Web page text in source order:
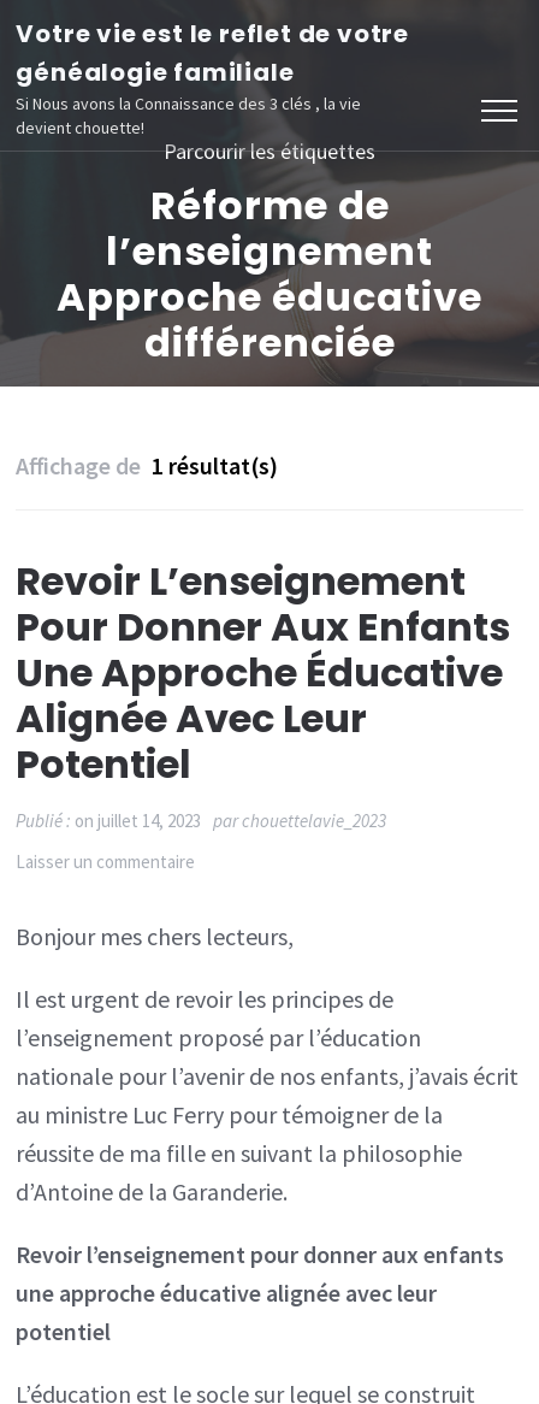
Aller
contenu
(Pressez
Votre vie est le reflet de votre
généalogie familiale
Si Nous avons la Connaissance des 3 clés , la vie
devient chouette!
Parcourir les étiquettes
Réforme de
l’enseignement
Approche éducative
différenciée
Affichage de 1 résultat(s)
Revoir L’enseignement
Pour Donner Aux Enfants
Une Approche Éducative
Alignée Avec Leur
Potentiel
Publié : on juillet 14, 2023 parchouettelavie_2023
Laisser un commentaire
l’enseignement
donner
aux
enfants
une
approche
éducative
alignée
avec
Bonjour mes chers lecteurs,
Il est urgent de revoir les principes de
l’enseignement proposé par l’éducation
nationale pour l’avenir de nos enfants, j’avais écrit
au ministre Luc Ferry pour témoigner de la
réussite de ma fille en suivant la philosophie
d’Antoine de la Garanderie.
Revoir l’enseignement pour donner aux enfants
une approche éducative alignée avec leur
potentiel
L’éducation est le socle sur lequel se construit